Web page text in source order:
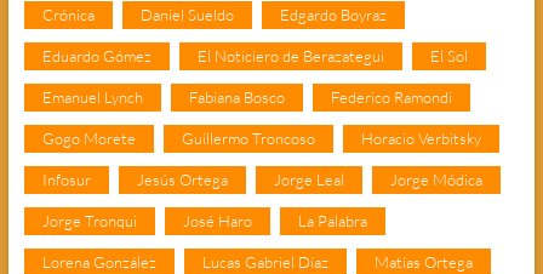
Crónica Daniel Sueldo Edgardo Boyraz
Eduardo Gómez El Noticiero de Berazategui El Sol
Emanuel Lynch Fabiana Bosco Federico Ramondi
Gogo Morete Guillermo Troncoso Horacio Verbitsky
Infosur Jesús Ortega Jorge Leal Jorge Módica
Jorge Tronqui José Haro La Palabra
Lorena González Lucas Gabriel Díaz Matías Ortega